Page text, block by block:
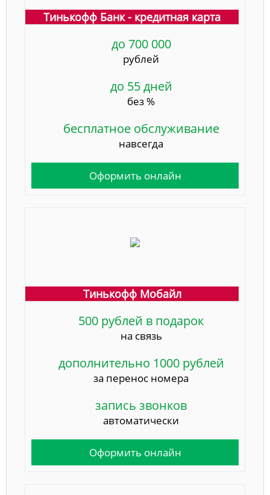
Тинькофф Банк - кредитная карта
до 700 000
рублей
до 55 дней
без %
бесплатное обслуживание
навсегда
Оформить онлайн
Тинькофф Мобайл
500 рублей в подарок
на связь
дополнительно 1000 рублей
за перенос номера
запись звонков
автоматически
Оформить онлайн